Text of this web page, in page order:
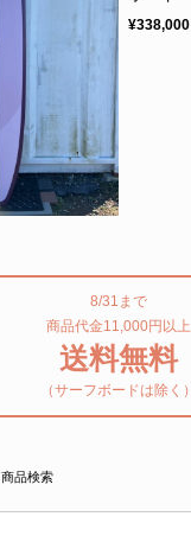
¥338,000
8/31まで
商品代金11,000円以上
送料無料
（サーフボードは除く）
商品検索